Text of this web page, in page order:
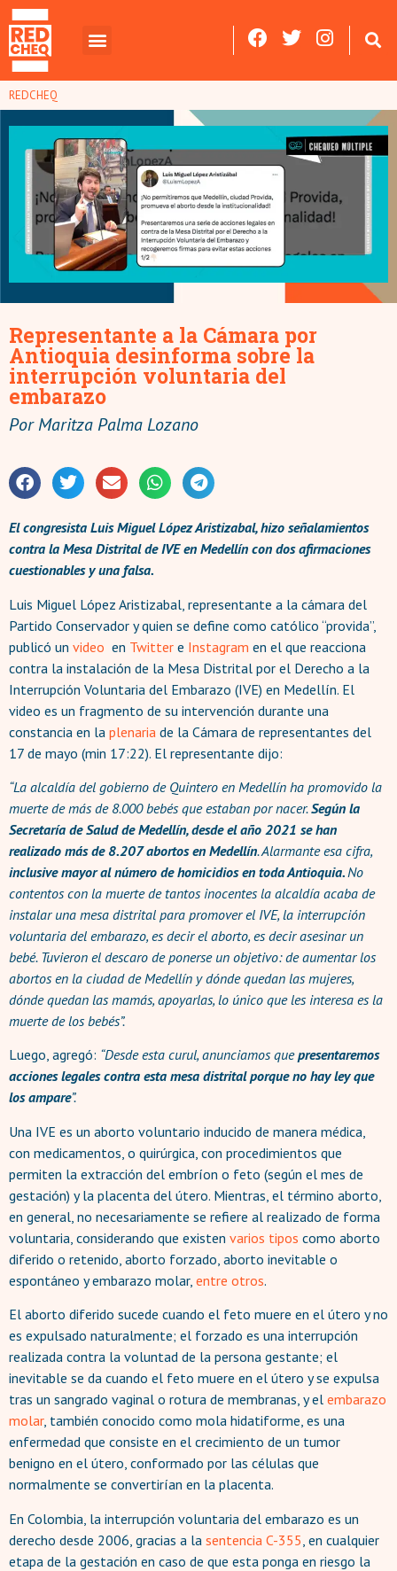
REDCHEQ
Representante a la Cámara por
Antioquia desinforma sobre la
interrupción voluntaria del
embarazo
PorMaritza Palma Lozano
El congresista Luis Miguel López Aristizabal, hizo señalamientos
contra la Mesa Distrital de IVE en Medellín con dos afirmaciones
cuestionables y una falsa.
Luis Miguel López Aristizabal, representante a la cámara del
Partido Conservador y quien se define como católico “provida”,
publicó un video en Twitter e Instagram en el que reacciona
contra la instalación de la Mesa Distrital por el Derecho a la
Interrupción Voluntaria del Embarazo (IVE) en Medellín. El
video es un fragmento de su intervención durante una
constancia en la plenaria de la Cámara de representantes del
17 de mayo (min 17:22). El representante dijo:
“La alcaldía del gobierno de Quintero en Medellín ha promovido la
muerte de más de 8.000 bebés que estaban por nacer.Según la
Secretaría de Salud de Medellín, desde el año 2021 se han
realizado más de 8.207 abortos en Medellín. Alarmante esa cifra,
inclusive mayor al número de homicidios en toda Antioquia.No
contentos con la muerte de tantos inocentes la alcaldía acaba de
instalar una mesa distrital para promover el IVE, la interrupción
voluntaria del embarazo, es decir el aborto, es decir asesinar un
bebé. Tuvieron el descaro de ponerse un objetivo: de aumentar los
abortos en la ciudad de Medellín y dónde quedan las mujeres,
dónde quedan las mamás, apoyarlas, lo único que les interesa es la
muerte de los bebés”.
Luego, agregó: “Desde esta curul, anunciamos quepresentaremos
acciones legales contra esta mesa distrital porque no hay ley que
los ampare”.
Una IVE es un aborto voluntario inducido de manera médica,
con medicamentos, o quirúrgica, con procedimientos que
permiten la extracción del embríon o feto (según el mes de
gestación) y la placenta del útero. Mientras, el término aborto,
en general, no necesariamente se refiere al realizado de forma
voluntaria, considerando que existen varios tipos como aborto
diferido o retenido, aborto forzado, aborto inevitable o
espontáneo y embarazo molar, entre otros.
El aborto diferido sucede cuando el feto muere en el útero y no
es expulsado naturalmente; el forzado es una interrupción
realizada contra la voluntad de la persona gestante; el
inevitable se da cuando el feto muere en el útero y se expulsa
tras un sangrado vaginal o rotura de membranas, y el embarazo
molar, también conocido como mola hidatiforme, es una
enfermedad que consiste en el crecimiento de un tumor
benigno en el útero, conformado por las células que
normalmente se convertirían en la placenta.
En Colombia, la interrupción voluntaria del embarazo es un
derecho desde 2006, gracias a la sentencia C-355 , en cualquier
etapa de la gestación en caso de que esta ponga en riesgo la